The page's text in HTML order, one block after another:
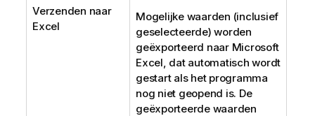
Verzenden naar
Excel
Mogelijke waarden (inclusief
geselecteerde) worden
geëxporteerd naar Microsoft
Excel, dat automatisch wordt
gestart als het programma
nog niet geopend is. De
geëxporteerde waarden